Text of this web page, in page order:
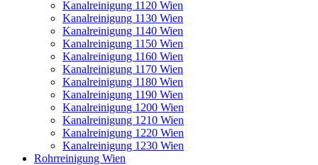
Kanalreinigung 1120 Wien
Kanalreinigung 1130 Wien
Kanalreinigung 1140 Wien
Kanalreinigung 1150 Wien
Kanalreinigung 1160 Wien
Kanalreinigung 1170 Wien
Kanalreinigung 1180 Wien
Kanalreinigung 1190 Wien
Kanalreinigung 1200 Wien
Kanalreinigung 1210 Wien
Kanalreinigung 1220 Wien
Kanalreinigung 1230 Wien
Rohrreinigung Wien